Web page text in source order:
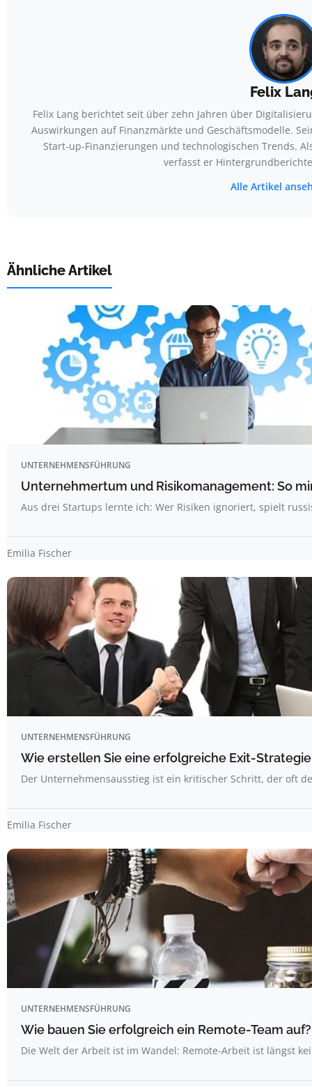
Felix
Felix Lang berichtet seit über zehn Jahren über
Auswirkungen auf Finanzmärkte und Geschäftsmodelle.
Start-up-Finanzierungen und technologischen Trends.
verfasst er
Alle Artikel
Ähnliche Artikel
UNTERNEHMENSFÜHRUNG
Unternehmertum und Risikomanagement: So
Aus drei Startups lernte ich: Wer Risiken ignoriert, spielt
Emilia Fischer
UNTERNEHMENSFÜHRUNG
Wie erstellen Sie eine erfolgreiche Exit-
Der Unternehmensausstieg ist ein kritischer Schritt, der oft
Emilia Fischer
UNTERNEHMENSFÜHRUNG
Wie bauen Sie erfolgreich ein Remote-Team auf?
Die Welt der Arbeit ist im Wandel: Remote-Arbeit ist längst